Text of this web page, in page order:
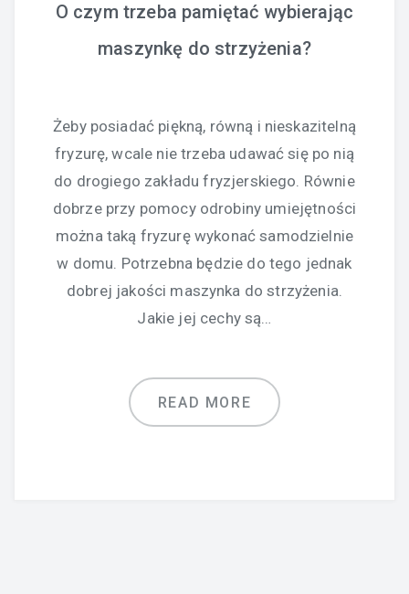
O czym trzeba pamiętać wybierając
maszynkę do strzyżenia?
Żeby posiadać piękną, równą i nieskazitelną
fryzurę, wcale nie trzeba udawać się po nią
do drogiego zakładu fryzjerskiego. Równie
dobrze przy pomocy odrobiny umiejętności
można taką fryzurę wykonać samodzielnie
w domu. Potrzebna będzie do tego jednak
dobrej jakości maszynka do strzyżenia.
Jakie jej cechy są…
READ MORE